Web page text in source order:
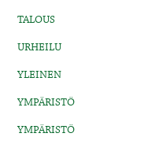
TALOUS
URHEILU
YLEINEN
YMPÄRISTÖ
YMPÄRISTÖ